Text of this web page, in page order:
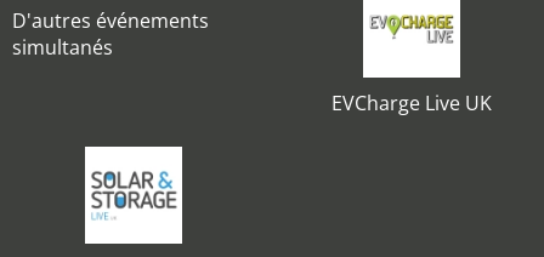
D'autres événements
simultanés
EVCharge Live UK